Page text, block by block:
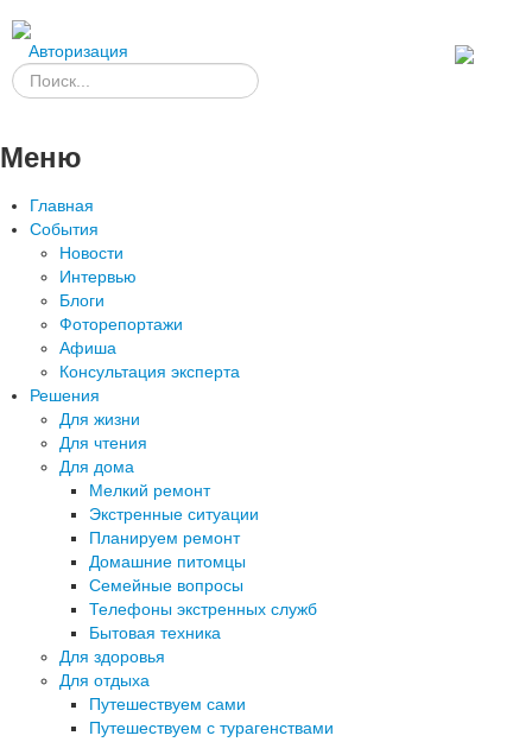
Авторизация
Меню
Главная
События
Новости
Интервью
Блоги
Фоторепортажи
Афиша
Консультация эксперта
Решения
Для жизни
Для чтения
Для дома
Мелкий ремонт
Экстренные ситуации
Планируем ремонт
Домашние питомцы
Семейные вопросы
Телефоны экстренных служб
Бытовая техника
Для здоровья
Для отдыха
Путешествуем сами
Путешествуем с турагенствами